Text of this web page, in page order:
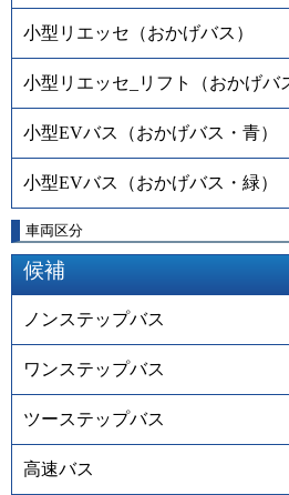
小型リエッセ（おかげバス）
小型リエッセ_リフト（おかげバ
小型EVバス（おかげバス・青）
小型EVバス（おかげバス・緑）
車両区分
候補
ノンステップバス
ワンステップバス
ツーステップバス
高速バス